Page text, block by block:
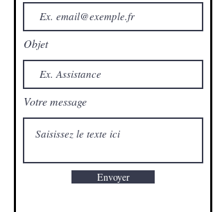
Objet
Votre message
Envoyer